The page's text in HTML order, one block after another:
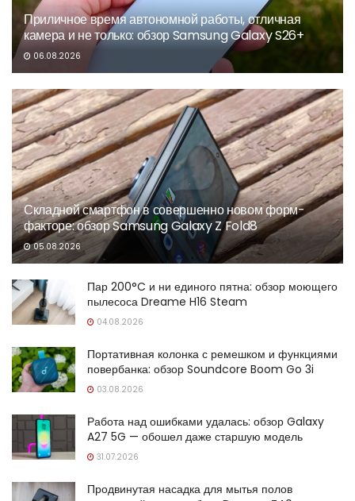
Приличное время автономной работы, отличная
камера и не только: обзор Samsung Galaxy S26+
06.08.2026
Складной смартфон в совершенно новом форм-
факторе: обзор Samsung Galaxy Z Fold8
05.08.2026
Пар 200°C и ни единого пятна: обзор моющего
пылесоса Dreame H16 Steam
04.08.2026
Портативная колонка с ремешком и функциями
повербанка: обзор Soundcore Boom Go 3i
03.08.2026
Работа над ошибками удалась: обзор Galaxy
A27 5G — обошел даже старшую модель
31.07.2026
Продвинутая насадка для мытья полов